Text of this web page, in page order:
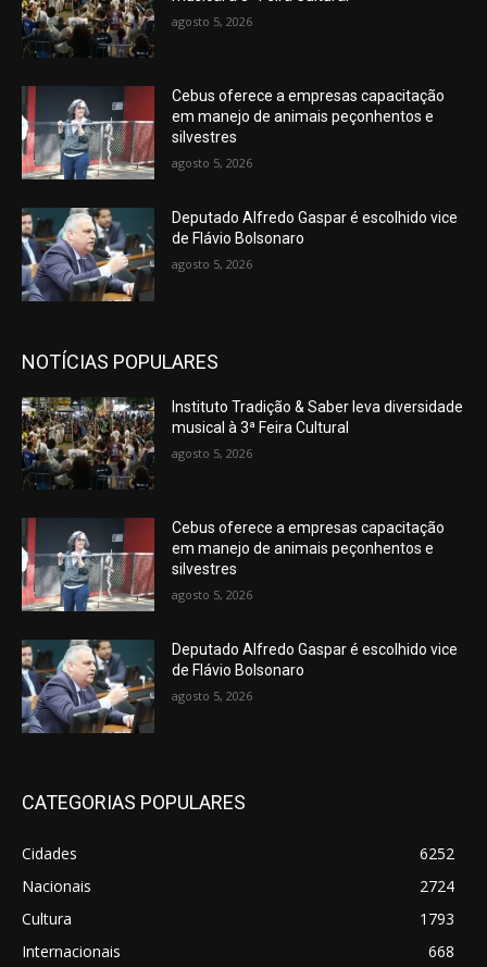
agosto 5, 2026
Cebus oferece a empresas capacitação
em manejo de animais peçonhentos e
silvestres
agosto 5, 2026
Deputado Alfredo Gaspar é escolhido vice
de Flávio Bolsonaro
agosto 5, 2026
NOTÍCIAS POPULARES
Instituto Tradição & Saber leva diversidade
musical à 3ª Feira Cultural
agosto 5, 2026
Cebus oferece a empresas capacitação
em manejo de animais peçonhentos e
silvestres
agosto 5, 2026
Deputado Alfredo Gaspar é escolhido vice
de Flávio Bolsonaro
agosto 5, 2026
CATEGORIAS POPULARES
Cidades
6252
Nacionais
2724
Cultura
1793
Internacionais
668